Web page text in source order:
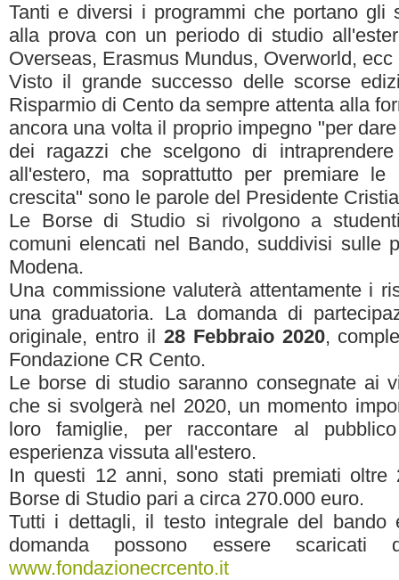
Tanti e diversi i programmi che portano gli
alla prova con un periodo di studio
Overseas, Erasmus Mundus, Overworld, ecc
Visto il grande successo delle scorse
Risparmio di Cento da sempre attenta alla
ancora una volta il proprio impegno "per
dei ragazzi che scelgono di
all'estero, ma soprattutto per premiare
crescita" sono le parole del Presidente
Le Borse di Studio si rivolgono a
comuni elencati nel Bando, suddivisi sulle
Modena.
Una commissione valuterà attentamente i
una graduatoria. La domanda di
originale, entro il 28 Febbraio 2020,
Fondazione CR Cento.
Le borse di studio saranno consegnate ai
che si svolgerà nel 2020, un momento
loro famiglie, per raccontare al pubblico
esperienza vissuta all'estero.
In questi 12 anni, sono stati premiati
Borse di Studio pari a circa 270.000 euro.
Tutti i dettagli, il testo integrale del bando
domanda possono essere
www.fondazionecrcento.it